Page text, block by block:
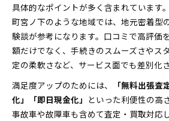
具体的なポイントが多く含まれています
町宮ノ下のような地域では、地元密着型
験談が参考になります。口コミで高評価
額だけでなく、手続きのスムーズさやス
定の柔軟さなど、サービス面でも差別化
満足度アップのためには、
「無料出張
化」「即日現金化」 といった利便性の高
事故車や故障車も含めて査定・買取対応